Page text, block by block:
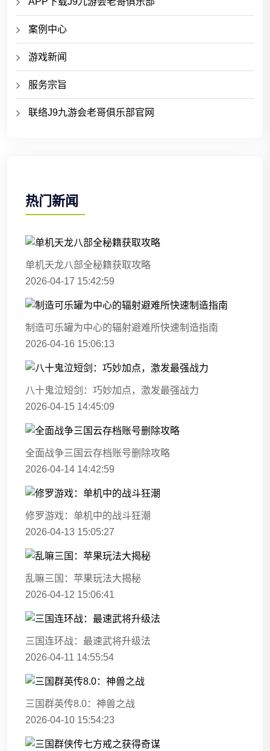
案例中心
游戏新闻
服务宗旨
联络J9九游会老哥俱乐部官网
热门新闻
单机天龙八部全秘籍获取攻略
2026-04-17 15:42:59
制造可乐罐为中心的辐射避难所快速制造指南
2026-04-16 15:06:13
八十鬼泣短剑：巧妙加点，激发最强战力
2026-04-15 14:45:09
全面战争三国云存档账号删除攻略
2026-04-14 14:42:59
修罗游戏：单机中的战斗狂潮
2026-04-13 15:05:27
乱嘛三国：苹果玩法大揭秘
2026-04-12 15:06:41
三国连环战：最速武将升级法
2026-04-11 14:55:54
三国群英传8.0：神兽之战
2026-04-10 15:54:23